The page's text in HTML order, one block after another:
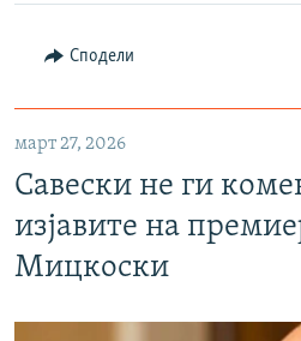
Сподели
март 27, 2026
Савески не ги
изјавите на
Мицкоски